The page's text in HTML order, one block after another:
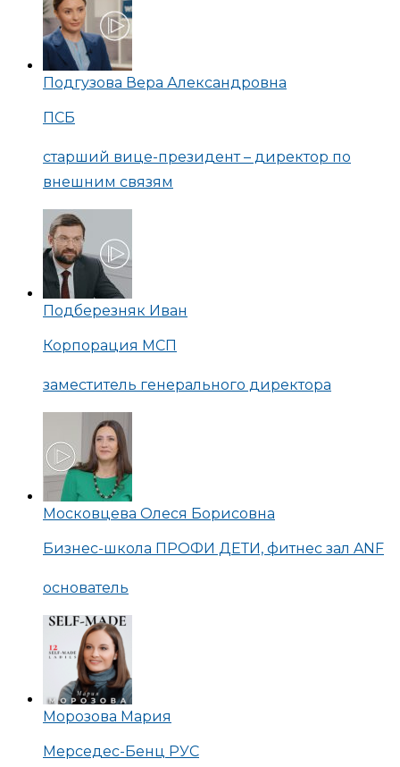
Подгузова Вера Александровна
ПСБ
старший вице-президент – директор по
внешним связям
Подберезняк Иван
Корпорация МСП
заместитель генерального директора
Московцева Олеся Борисовна
Бизнес-школа ПРОФИ ДЕТИ, фитнес зал ANF
основатель
Морозова Мария
Мерседес-Бенц РУС